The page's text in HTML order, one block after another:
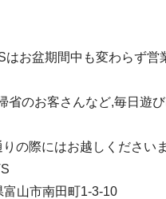
はお盆期間中も変わらず営
省のお客さんなど,毎日遊び
の際にはお越しください
山市南田町1-3-10